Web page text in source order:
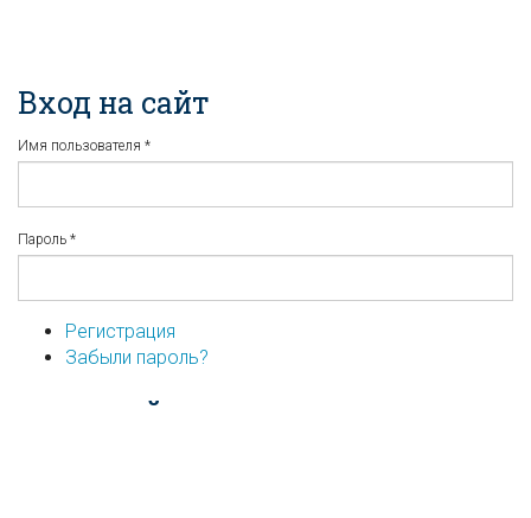
Вход на сайт
Имя пользователя *
Пароль *
Регистрация
Забыли пароль?
...или войдите используя